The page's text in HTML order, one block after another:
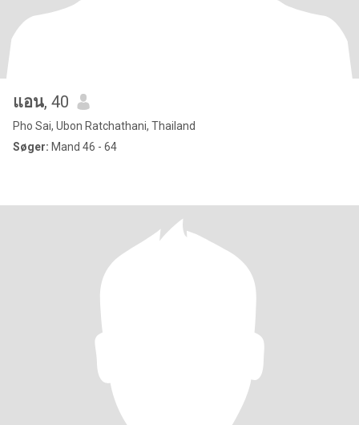
แอน, 40
Pho Sai, Ubon Ratchathani, Thailand
Søger: Mand 46 - 64